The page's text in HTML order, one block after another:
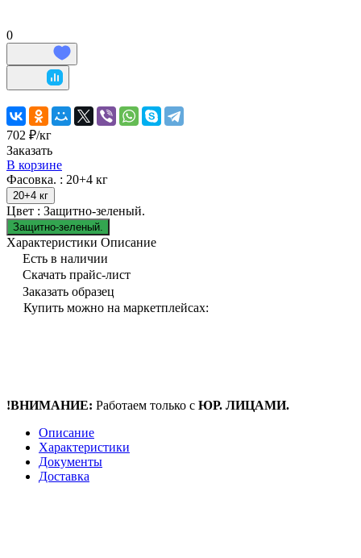
0
702 ₽/кг
Заказать
В корзине
Фасовка. : 20+4 кг
20+4 кг
Цвет : Защитно-зеленый.
Защитно-зеленый.
Характеристики Описание
Есть в наличии
Скачать прайс-лист
Заказать образец
Купить можно на маркетплейсах:
!ВНИМАНИЕ: Работаем только с ЮР. ЛИЦАМИ.
Описание
Характеристики
Документы
Доставка